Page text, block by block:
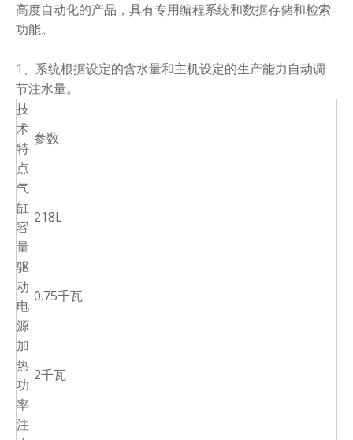
高度自动化的产品，具有专用编程系统和数据存储和检索
功能。
1、系统根据设定的含水量和主机设定的生产能力自动调
节注水量。
技
术
特
点
参数
气
缸
容
量
218L
驱
动
电
源
0.75千瓦
加
热
功
率
2千瓦
注